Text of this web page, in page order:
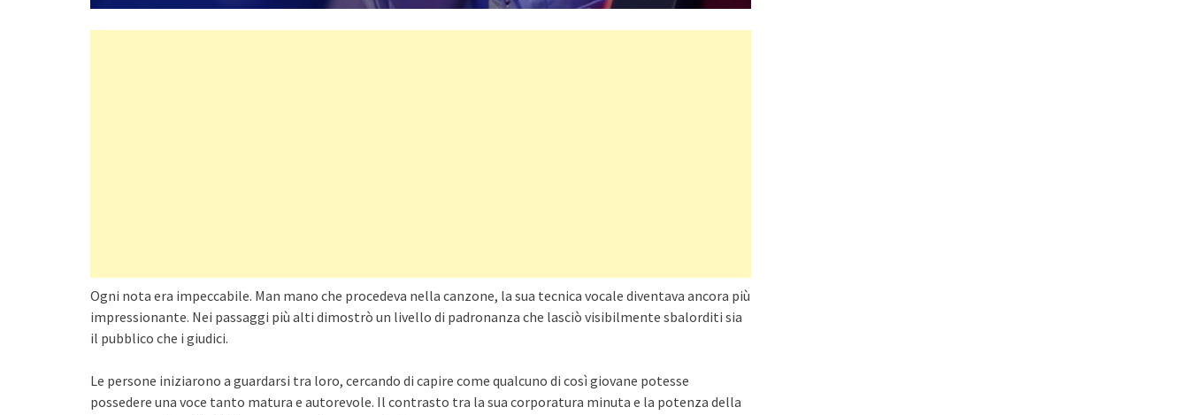
Ogni nota era impeccabile. Man mano che procedeva nella canzone, la sua tecnica vocale diventava ancora più
impressionante. Nei passaggi più alti dimostrò un livello di padronanza che lasciò visibilmente sbalorditi sia
il pubblico che i giudici.
Le persone iniziarono a guardarsi tra loro, cercando di capire come qualcuno di così giovane potesse
possedere una voce tanto matura e autorevole. Il contrasto tra la sua corporatura minuta e la potenza della